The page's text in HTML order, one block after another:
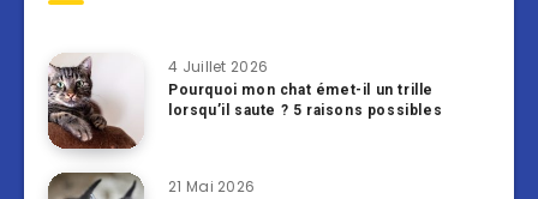
4 Juillet 2026
Pourquoi mon chat émet-il un trille
lorsqu’il saute ? 5 raisons possibles
21 Mai 2026